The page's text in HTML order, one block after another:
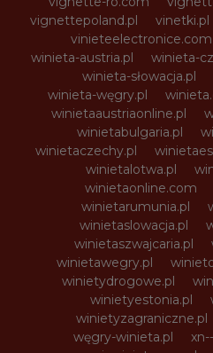
vignettepoland.pl
vinetki.pl
vinieteelectronice.com
winieta-austria.pl
winieta-
winieta-słowacja.pl
winieta-węgry.pl
winietaaustriaonline.pl
winietabulgaria.pl
winietaczechy.pl
winietalotwa.pl
winietaonline.com
winietarumunia.pl
winietaslowacja.pl
winietaszwajcaria.pl
winietawegry.pl
winietydrogowe.pl
winietyestonia.pl
winietyzagraniczne.pl
węgry-winieta.pl